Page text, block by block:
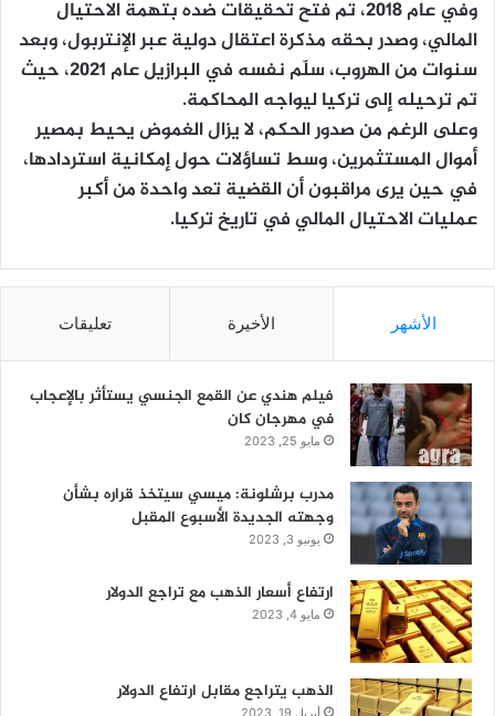
وفي عام 2018، تم فتح تحقيقات ضده بتهمة الاحتيال
المالي، وصدر بحقه مذكرة اعتقال دولية عبر الإنتربول، وبعد
سنوات من الهروب، سلّم نفسه في البرازيل عام 2021، حيث
تم ترحيله إلى تركيا ليواجه المحاكمة.
وعلى الرغم من صدور الحكم، لا يزال الغموض يحيط بمصير
أموال المستثمرين، وسط تساؤلات حول إمكانية استردادها،
في حين يرى مراقبون أن القضية تعد واحدة من أكبر
عمليات الاحتيال المالي في تاريخ تركيا.
الأشهر الأخيرة تعليقات
فيلم هندي عن القمع الجنسي يستأثر بالإعجاب
في مهرجان كان
مايو 25, 2023
مدرب برشلونة: ميسي سيتخذ قراره بشأن
وجهته الجديدة الأسبوع المقبل
يونيو 3, 2023
ارتفاع أسعار الذهب مع تراجع الدولار
مايو 4, 2023
الذهب يتراجع مقابل ارتفاع الدولار
أبريل 19, 2023